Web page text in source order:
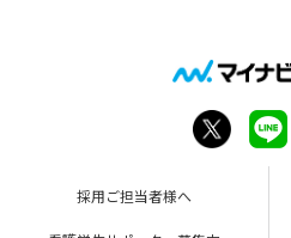
採用ご担当者様へ